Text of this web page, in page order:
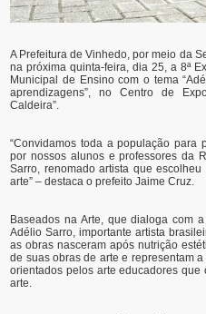
A Prefeitura de Vinhedo, por meio da
na próxima quinta-feira, dia 25, a 8ª
Municipal de Ensino com o tema
aprendizagens”, no Centro de
Caldeira”.
“Convidamos toda a população para
por nossos alunos e professores da
Sarro, renomado artista que
arte” – destaca o prefeito Jaime Cruz.
Baseados na Arte, que dialoga com
Adélio Sarro, importante artista
as obras nasceram após nutrição
de suas obras de arte e representam
orientados pelos arte educadores
arte.